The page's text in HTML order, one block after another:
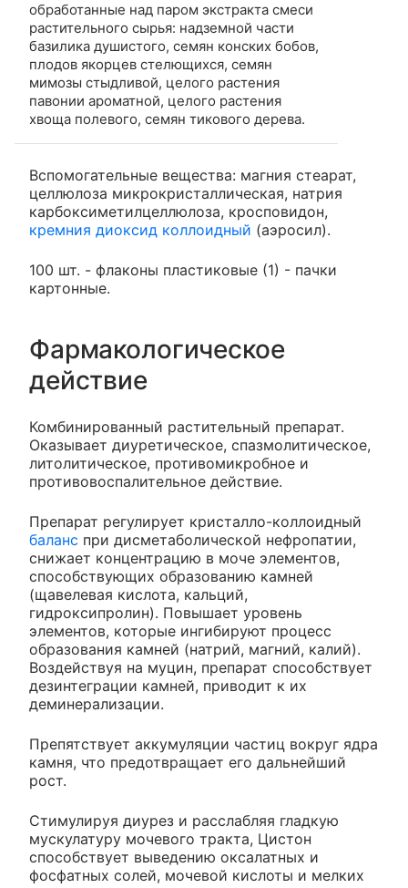
обработанные над паром экстракта смеси
растительного сырья: надземной части
базилика душистого, семян конских бобов,
плодов якорцев стелющихся, семян
мимозы стыдливой, целого растения
павонии ароматной, целого растения
хвоща полевого, семян тикового дерева.
Вспомогательные вещества: магния стеарат,
целлюлоза микрокристаллическая, натрия
карбоксиметилцеллюлоза, кросповидон,
кремния диоксид коллоидный (аэросил).
100 шт. - флаконы пластиковые (1) - пачки
картонные.
Фармакологическое
действие
Комбинированный растительный препарат.
Оказывает диуретическое, спазмолитическое,
литолитическое, противомикробное и
противовоспалительное действие.
Препарат регулирует кристалло-коллоидный
баланс при дисметаболической нефропатии,
снижает концентрацию в моче элементов,
способствующих образованию камней
(щавелевая кислота, кальций,
гидроксипролин). Повышает уровень
элементов, которые ингибируют процесс
образования камней (натрий, магний, калий).
Воздействуя на муцин, препарат способствует
дезинтеграции камней, приводит к их
деминерализации.
Препятствует аккумуляции частиц вокруг ядра
камня, что предотвращает его дальнейший
рост.
Стимулируя диурез и расслабляя гладкую
мускулатуру мочевого тракта, Цистон
способствует выведению оксалатных и
фосфатных солей, мочевой кислоты и мелких